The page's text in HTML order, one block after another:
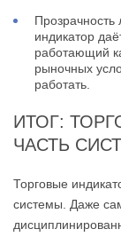
индикатор
работающий
рыночных
работать.
ИТОГ:
ЧАСТЬ
Торговые
системы. Даже